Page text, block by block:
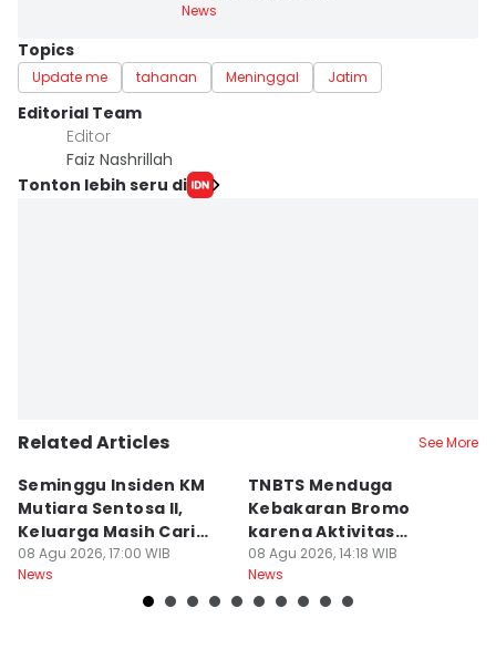
News
Topics
Update me tahanan Meninggal Jatim
Editorial Team
Editor
Faiz Nashrillah
Tonton lebih seru di
Related Articles See More
Seminggu Insiden KM
Mutiara Sentosa II,
Keluarga Masih Cari
Korban
08 Agu 2026, 17:00 WIB
News
TNBTS Menduga
Kebakaran Bromo
karena Aktivitas
Manusia
08 Agu 2026, 14:18 WIB
News